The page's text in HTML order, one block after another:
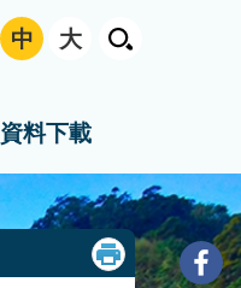
中 大
資料下載